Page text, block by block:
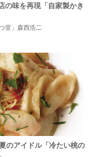
の味を再現「自家製かき
堂」森西浩二
のアイドル「冷たい桃の